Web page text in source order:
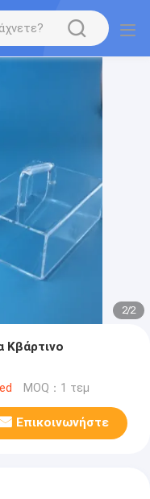
2/2
Κβάρτινο
MOQ：1 τεμ
Επικοινωνήστε